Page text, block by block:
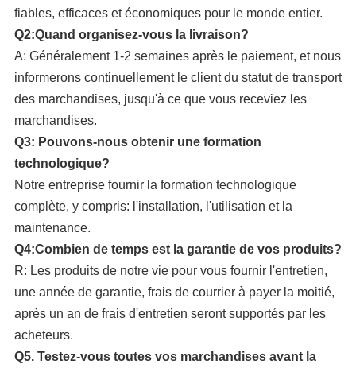
fiables, efficaces et économiques pour le monde entier.
Q2:Quand organisez-vous la livraison?
A: Généralement 1-2 semaines après le paiement, et nous
informerons continuellement le client du statut de transport
des marchandises, jusqu'à ce que vous receviez les
marchandises.
Q3: Pouvons-nous obtenir une formation
technologique?
Notre entreprise fournir la formation technologique
complète, y compris: l'installation, l'utilisation et la
maintenance.
Q4:Combien de temps est la garantie de vos produits?
R: Les produits de notre vie pour vous fournir l'entretien,
une année de garantie, frais de courrier à payer la moitié,
après un an de frais d'entretien seront supportés par les
acheteurs.
Q5. Testez-vous toutes vos marchandises avant la